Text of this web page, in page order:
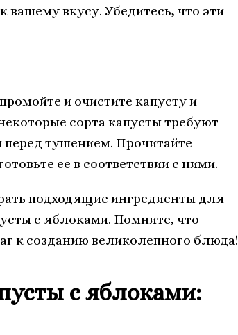
вашему вкусу. Убедитесь, что эти
и очистите капусту и
сорта капусты требуют
тушением. Прочитайте
ее в соответствии с ними.
подходящие ингредиенты для
с яблоками. Помните, что
к созданию великолепного блюда!
с яблоками: